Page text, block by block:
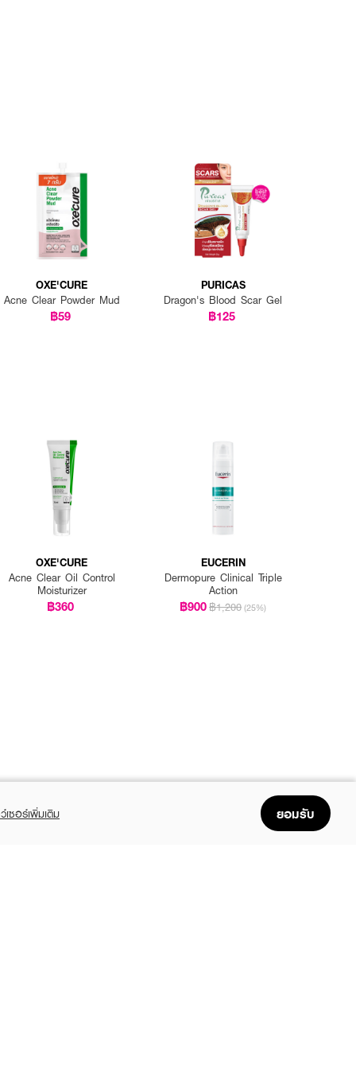
OXE'CURE
Acne Clear Powder Mud
฿59
PURICAS
Dragon's Blood Scar Gel
฿125
OXE'CURE
Acne Clear Oil Control
Moisturizer
฿360
EUCERIN
Dermopure Clinical Triple
Action
฿900฿1,200 (25%)
เซอร์เพิ่มเติม ยอมรับ